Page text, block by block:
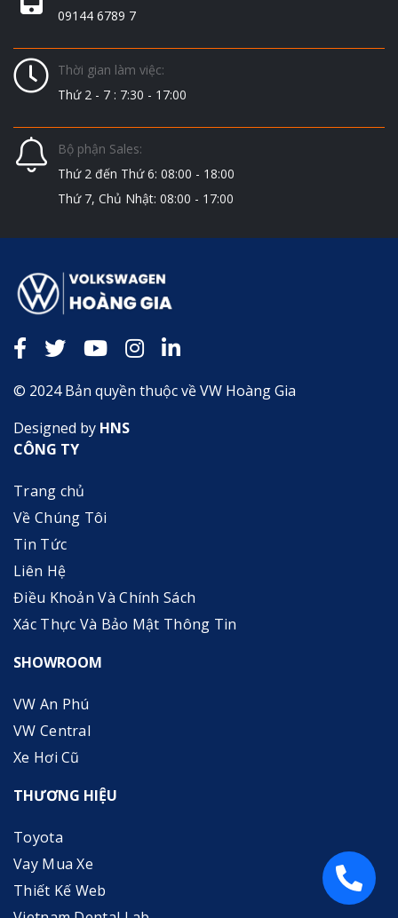
09144 6789 7
Thời gian làm việc:
Thứ 2 - 7 : 7:30 - 17:00
Bộ phận Sales:
Thứ 2 đến Thứ 6: 08:00 - 18:00
Thứ 7, Chủ Nhật: 08:00 - 17:00
© 2024 Bản quyền thuộc về VW Hoàng Gia
Designed by HNS
CÔNG TY
Trang chủ
Về Chúng Tôi
Tin Tức
Liên Hệ
Điều Khoản Và Chính Sách
Xác Thực Và Bảo Mật Thông Tin
SHOWROOM
VW An Phú
VW Central
Xe Hơi Cũ
THƯƠNG HIỆU
Toyota
Vay Mua Xe
Thiết Kế Web